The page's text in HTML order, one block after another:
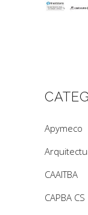
Apymeco
CAAITBA
CAPBA CS